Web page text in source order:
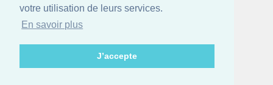
votre utilisation de leurs services.
En savoir plus
J’accepte